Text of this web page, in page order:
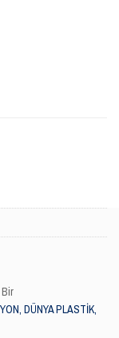
DÜNYA PLASTİK,